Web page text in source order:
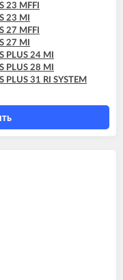
23 MFFI
23 MI
27 MFFI
27 MI
PLUS 24 MI
PLUS 28 MI
PLUS 31 RI SYSTEM
31 RI SYSTEM
21 RFFI
28 RFFI